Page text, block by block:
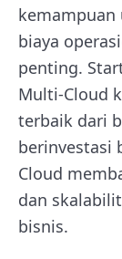
kemampuan
biaya
penting.
Multi-Cloud
terbaik dari
berinvestasi
Cloud
dan
bisnis.